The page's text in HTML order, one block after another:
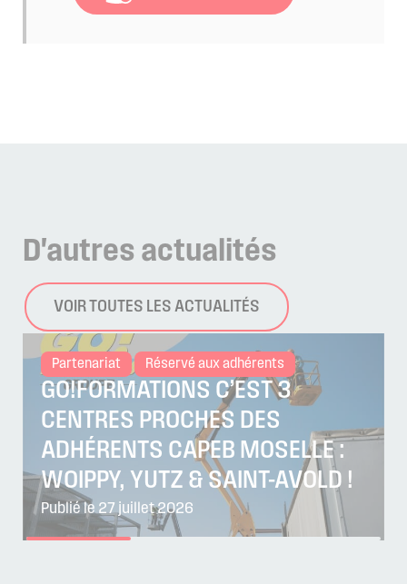
D'autres actualités
VOIR TOUTES LES ACTUALITÉS
Partenariat Réservé aux adhérents
GO!FORMATIONS C’EST 3
CENTRES PROCHES DES
ADHÉRENTS CAPEB MOSELLE :
WOIPPY, YUTZ & SAINT-AVOLD !
Publié le 27 juillet 2026